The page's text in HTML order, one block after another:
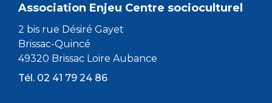
Association Enjeu Centre socioculturel
2 bis rue Désiré Gayet
Brissac-Quincé
49320 Brissac Loire Aubance
Tél. 02 41 79 24 86